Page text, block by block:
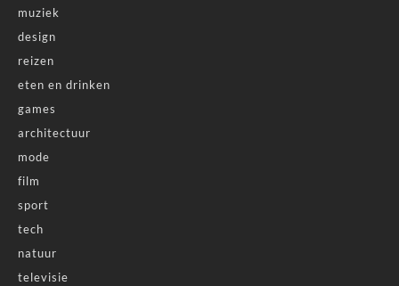
muziek
design
reizen
eten en drinken
games
architectuur
mode
film
sport
tech
natuur
televisie